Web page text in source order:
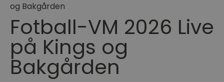
og Bakgården
Fotball-VM 2026 Live
på Kings og
Bakgården